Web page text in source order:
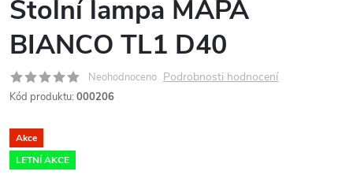
Stolní lampa MAPA
BIANCO TL1 D40
Neohodnoceno Podrobnosti hodnocení
Kód produktu: 000206
Akce
LETNÍ AKCE